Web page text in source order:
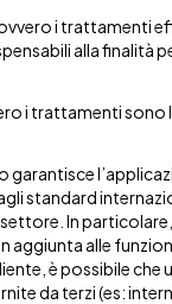
ovvero i trattamenti
alla finalità
i trattamenti sono
garantisce
standard
In
aggiunta alle
è possibile che
da terzi (es: